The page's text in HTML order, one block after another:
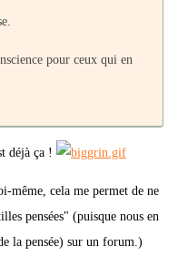
pour ceux qui en
déjà ça !
même, cela me permet de ne
pensées" (puisque nous en
la pensée) sur un forum.)